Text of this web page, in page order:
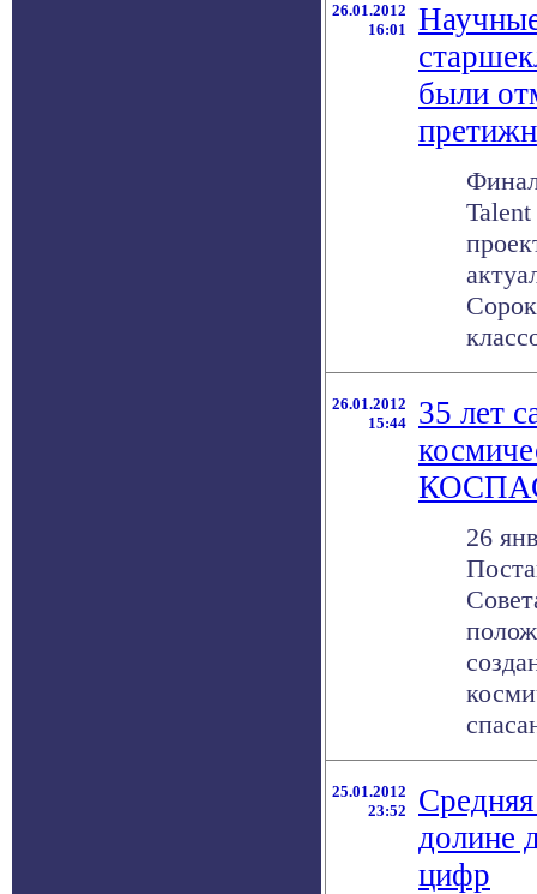
26.01.2012
16:01
были
26.01.2012
15:44
35 лет
26
25.01.2012
23:52
долине
цифр